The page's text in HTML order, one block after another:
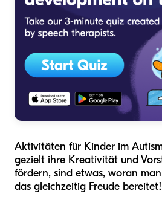
Aktivitäten für Kinder im
gezielt ihre Kreativität und
fördern, sind etwas, woran
das gleichzeitig Freude bereitet!